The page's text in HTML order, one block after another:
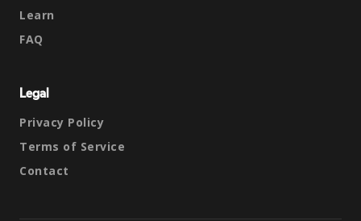
Learn
FAQ
Legal
Privacy Policy
Terms of Service
Contact